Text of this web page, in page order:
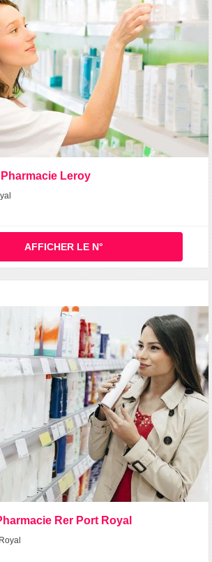
Leroy
AFFICHER LE N°
Rer Port Royal